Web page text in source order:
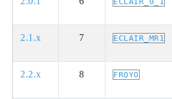
2.1.x 7 ECLAIR_MR1
2.2.x 8 FROYO